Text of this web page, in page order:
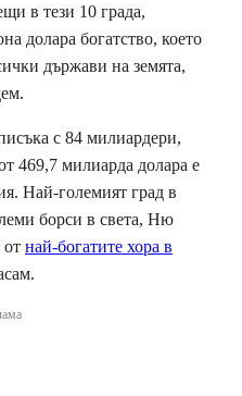
в тези 10 града,
долара богатство, което
държави на земята,
с 84 милиардери,
469,7 милиарда долара е
Най-големият град в
борси в света, Ню
най-богатите хора в